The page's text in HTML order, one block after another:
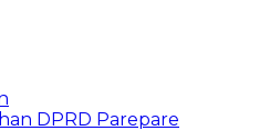
DPRD Parepare